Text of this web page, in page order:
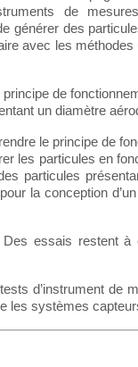
de
des
avec les
de
un diamètre
le principe de
les particules en
particules
la conception
essais restent à
d’instrument de
les systèmes